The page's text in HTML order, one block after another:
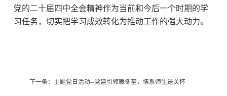
党的二十届四中全会精神作为当前和今后一个时期的学
习任务，切实把学习成效转化为推动工作的强大动力。
下一条： 主题党日活动--党建引领暖冬至，情系师生送关怀